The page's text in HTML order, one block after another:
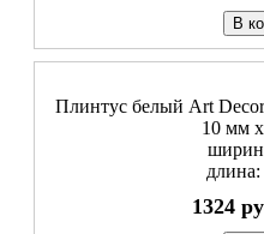
В
Плинтус белый Art
10 мм
1324